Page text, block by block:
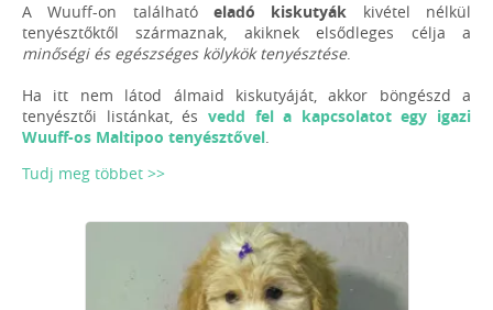
A Wuuff-on található eladó kiskutyák kivétel nélkül
tenyésztőktől származnak, akiknek elsődleges célja a
minőségi és egészséges kölykök tenyésztése.
Ha itt nem látod álmaid kiskutyáját, akkor böngészd a
tenyésztői listánkat, és vedd fel a kapcsolatot egy igazi
Wuuff-os Maltipoo tenyésztővel.
Tudj meg többet >>